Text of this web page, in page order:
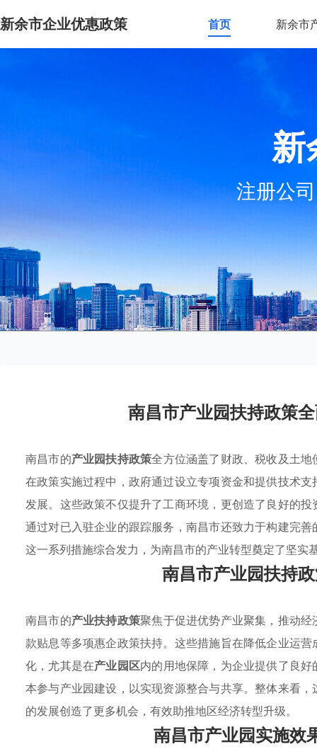
新余市企业优惠政策 首页 新余市
新
注册公
南昌市产业园扶持政策
南昌市的产业园扶持政策全方位涵盖了财政、税收及土
在政策实施过程中，政府通过设立专项资金和提供技术
发展。这些政策不仅提升了工商环境，更创造了良好的
通过对已入驻企业的跟踪服务，南昌市还致力于构建完
这一系列措施综合发力，为南昌市的产业转型奠定了坚实
南昌市产业园扶持
南昌市的产业扶持政策聚焦于促进优势产业聚集，推动
款贴息等多项惠企政策扶持。这些措施旨在降低企业运
化，尤其是在产业园区内的用地保障，为企业提供了良
本参与产业园建设，以实现资源整合与共享。整体来看
的发展创造了更多机会，有效助推地区经济转型升级。
南昌市产业园实施效